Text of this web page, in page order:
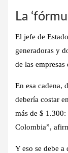
La
El jefe de
generadoras y
de las
En esa cadena,
debería costar
más de $
Colombia”,
Y eso se debe